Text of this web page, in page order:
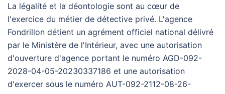
La légalité et la déontologie sont au cœur de
l'exercice du métier de détective privé. L'agence
Fondrillon détient un agrément officiel national délivré
par le Ministère de l'Intérieur, avec une autorisation
d'ouverture d'agence portant le numéro AGD-092-
2028-04-05-20230337186 et une autorisation
d'exercer sous le numéro AUT-092-2112-08-26-